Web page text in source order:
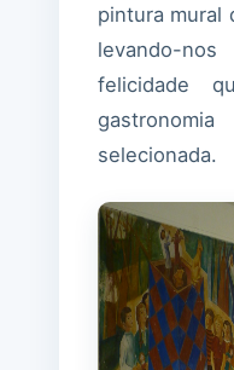
pintura mural
levando-
felicidade
selecionada.